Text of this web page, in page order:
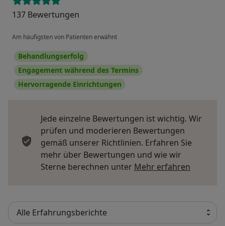
137 Bewertungen
Am häufigsten von Patienten erwähnt
Behandlungserfolg
Engagement während des Termins
Hervorragende Einrichtungen
Jede einzelne Bewertungen ist wichtig. Wir
prüfen und moderieren Bewertungen
gemäß unserer Richtlinien. Erfahren Sie
mehr über Bewertungen und wie wir
Sterne berechnen unter Mehr erfahren